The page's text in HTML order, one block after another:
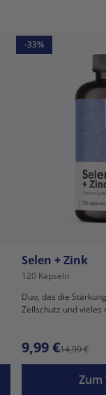
-33%
Selen + Zink
120 Kapseln
Duo, das die
Zellschutz und
9,99 €14,99 €
Zum